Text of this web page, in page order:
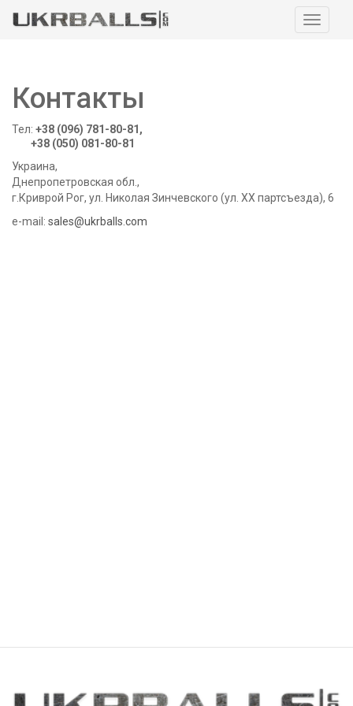
Контакты
Тел: +38 (096) 781-80-81,
+38 (050) 081-80-81
Украина,
Днепропетровская обл.,
г.Криврой Рог, ул. Николая Зинчевского (ул. ХХ партсъезда), 6
e-mail: sales@ukrballs.com